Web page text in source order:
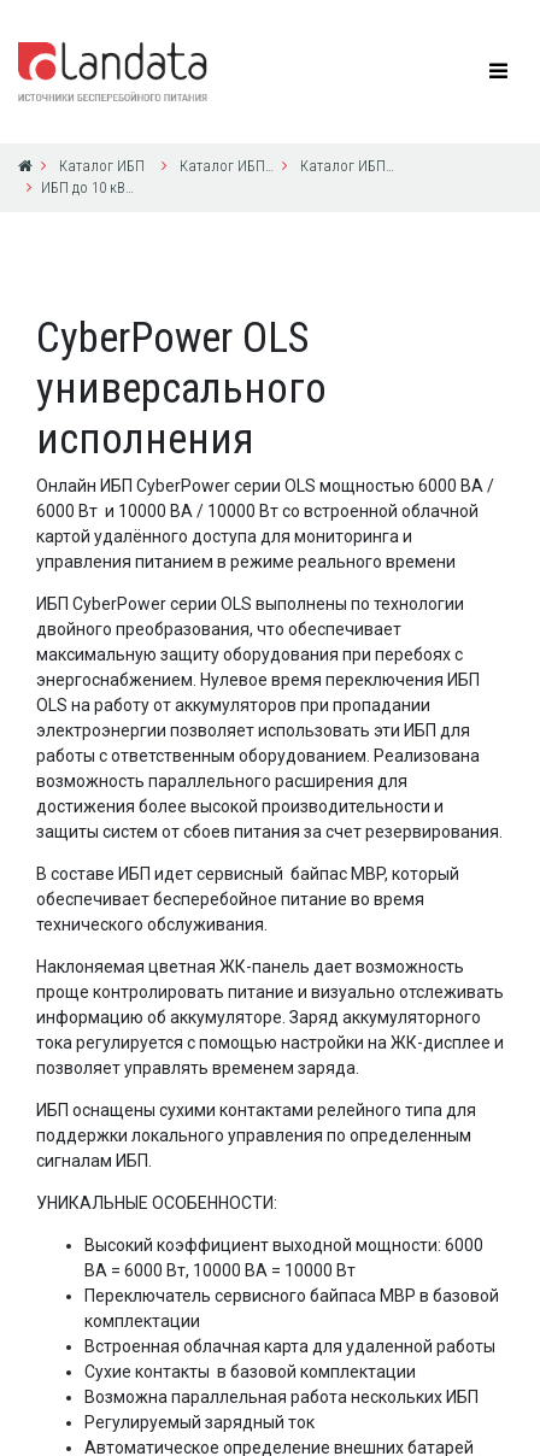
Каталог ИБП Каталог ИБП CyberPower
Каталог ИБП CyberPower
ИБП до 10 кВА с 1ф выходом
CyberPower OLS
универсального
исполнения
Онлайн ИБП CyberPower серии OLS мощностью 6000 ВА /
6000 Вт и 10000 ВА / 10000 Вт со встроенной облачной
картой удалённого доступа для мониторинга и
управления питанием в режиме реального времени
ИБП CyberPower серии OLS выполнены по технологии
двойного преобразования, что обеспечивает
максимальную защиту оборудования при перебоях с
энергоснабжением. Нулевое время переключения ИБП
OLS на работу от аккумуляторов при пропадании
электроэнергии позволяет использовать эти ИБП для
работы с ответственным оборудованием. Реализована
возможность параллельного расширения для
достижения более высокой производительности и
защиты систем от сбоев питания за счет резервирования.
В составе ИБП идет сервисный байпас MBP, который
обеспечивает бесперебойное питание во время
технического обслуживания.
Наклоняемая цветная ЖК-панель дает возможность
проще контролировать питание и визуально отслеживать
информацию об аккумуляторе. Заряд аккумуляторного
тока регулируется с помощью настройки на ЖК-дисплее и
позволяет управлять временем заряда.
ИБП оснащены сухими контактами релейного типа для
поддержки локального управления по определенным
сигналам ИБП.
УНИКАЛЬНЫЕ ОСОБЕННОСТИ:
Высокий коэффициент выходной мощности: 6000
ВА = 6000 Вт, 10000 ВА = 10000 Вт
Переключатель сервисного байпаса MBP в базовой
комплектации
Встроенная облачная карта для удаленной работы
Сухие контакты в базовой комплектации
Возможна параллельная работа нескольких ИБП
Регулируемый зарядный ток
Автоматическое определение внешних батарей